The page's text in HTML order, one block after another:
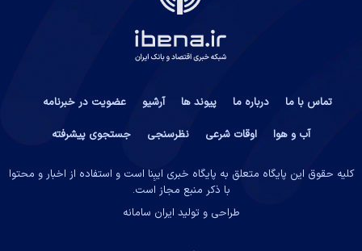
تماس با ما درباره ما پیوند ها آرشیو
عضویت در خبرنامه
آب و هوا
اوقات شرعی نظرسنجی جستجوی پیشرفته
کلیه حقوق این پایگاه متعلق به پایگاه خبری ایبِنا است و استفاده از اخبار و محتوا
با ذکر منبع مجاز است.
طراحی و تولید ایران سامانه